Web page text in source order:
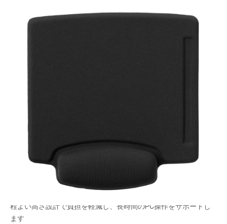
手首にフィット、PC操作を快適サポート。
手首の負担を軽減させる、人間工学に基づいたサ
イズ設計です。
マウス操作時の動きをサポート。PC操作を快適に
します。
メーカー希望小売価格：
¥2,640+ 税
●柔らかな感触ジェルクッション
程よい高さ設計で負担を軽減し、長時間のPC操作をサポートし
ます